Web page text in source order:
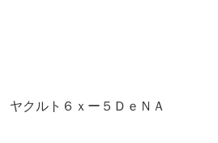
ヤクルト６ｘー５ＤｅＮＡ